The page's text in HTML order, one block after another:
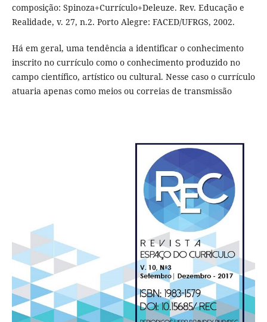
composição: Spinoza+Currículo+Deleuze. Rev. Educação e
Realidade, v. 27, n.2. Porto Alegre: FACED/UFRGS, 2002.
Há em geral, uma tendência a identificar o conhecimento
inscrito no currículo como o conhecimento produzido no
campo científico, artístico ou cultural. Nesse caso o currículo
atuaria apenas como meios ou correias de transmissão